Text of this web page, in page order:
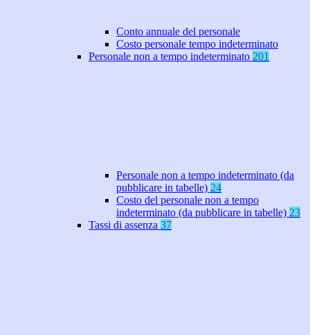
Conto annuale del personale
Costo personale tempo indeterminato
Personale non a tempo indeterminato 201
Personale non a tempo indeterminato (da
pubblicare in tabelle) 24
Costo del personale non a tempo
indeterminato (da pubblicare in tabelle) 23
Tassi di assenza 37